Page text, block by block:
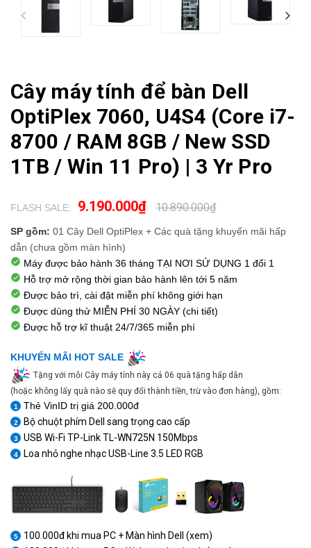
Cây máy tính để bàn Dell
OptiPlex 7060, U4S4 (Core i7-
8700 / RAM 8GB / New SSD
1TB / Win 11 Pro) | 3 Yr Pro
FLASH SALE: 9.190.000₫ 10.890.000₫
SP gồm: 01 Cây Dell OptiPlex + Các quà tặng khuyến mãi hấp
dẫn (chưa gồm màn hình)
Máy được bảo hành 36 tháng TẠI NƠI SỬ DỤNG 1 đổi 1
Hỗ trợ mở rộng thời gian bảo hành lên tới 5 năm
Được bảo trì, cài đặt miễn phí không giới hạn
Được dùng thử MIỄN PHÍ 30 NGÀY (chi tiết)
Được hỗ trợ kĩ thuật 24/7/365 miễn phí
KHUYẾN MÃI HOT SALE
Tặng với mỗi Cây máy tính này cả 06 quà tặng hấp dẫn
(hoặc không lấy quà nào sẽ quy đổi thành tiền, trừ vào đơn hàng), gồm:
1 Thẻ VinID trị giá 200.000đ
2 Bộ chuột phím Dell sang trọng cao cấp
3 USB Wi-Fi TP-Link TL-WN725N 150Mbps
4 Loa nhỏ nghe nhạc USB-Line 3.5 LED RGB
5 100.000đ khi mua PC + Màn hình Dell (xem)